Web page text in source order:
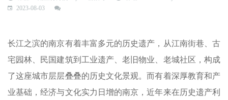
2023-08-03
长江之滨的南京有着丰富多元的历史遗产，从江南街巷、古
宅园林、民国建筑到工业遗产、老旧物业、老城社区，构成
了这座城市层层叠叠的历史文化景观。而有着深厚教育和产
业基础，经济与文化实力日增的南京，近年来在历史遗产利